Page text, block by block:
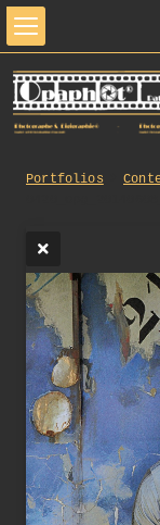
Portfolios